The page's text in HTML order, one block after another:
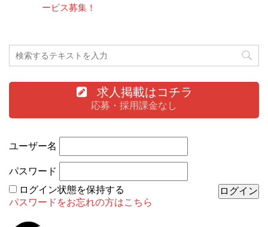
ービス募集！
求人掲載はコチラ
応募・採用課金なし
ユーザー名
パスワード
ログイン状態を保持する
パスワードをお忘れの方はこちら